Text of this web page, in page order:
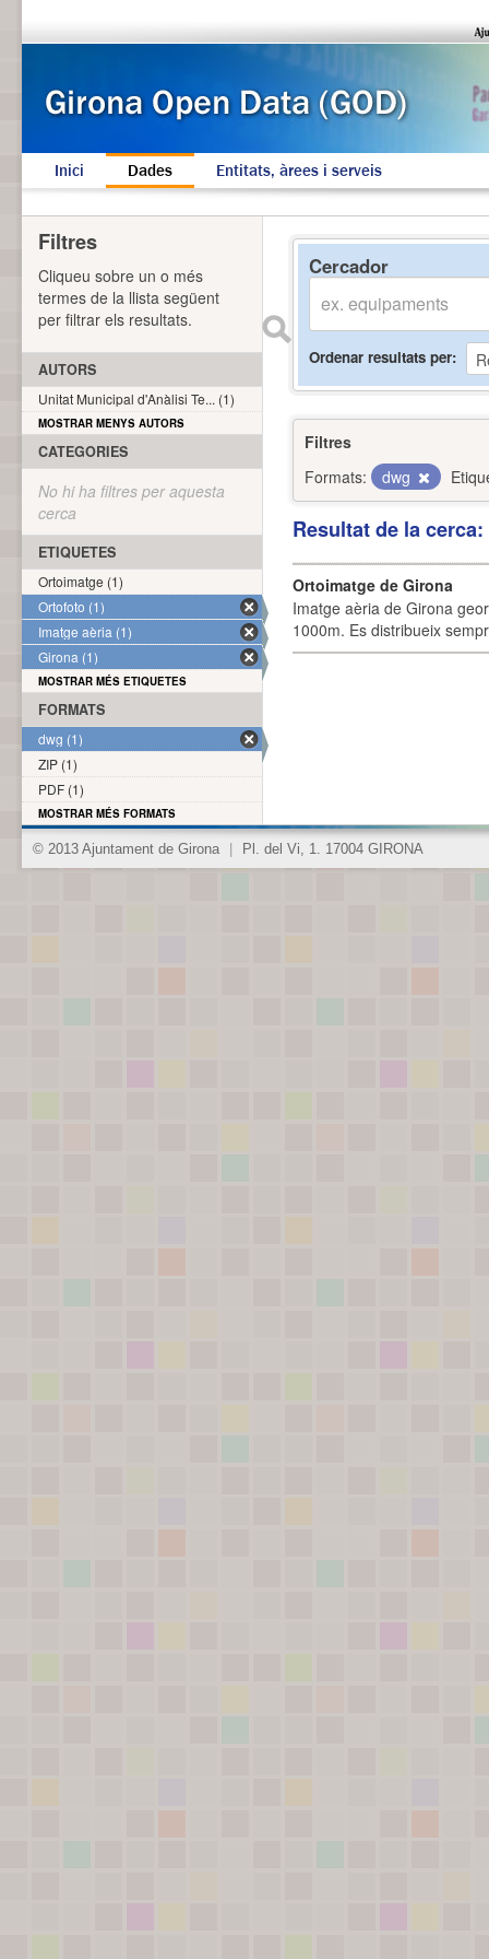
Inici Dades Entitats, àrees i serveis
Cercador
Ordenar resultats per
Filtres
Formats:
dwg
Resultat de la
Ortoimatge de Girona
Imatge aèria de Girona
1000m. Es distribueix
Filtres
Cliqueu sobre un o més
termes de la llista següent
per filtrar els resultats.
AUTORS
Unitat Municipal d'Anàlisi Te... (1)
MOSTRAR MENYS AUTORS
CATEGORIES
No hi ha filtres per aquesta
cerca
ETIQUETES
Ortoimatge (1)
Ortofoto (1)
Imatge aèria (1)
Girona (1)
MOSTRAR MÉS ETIQUETES
FORMATS
dwg (1)
ZIP (1)
PDF (1)
MOSTRAR MÉS FORMATS
© 2013 Ajuntament de Girona Pl. del Vi, 1. 17004 GIRONA